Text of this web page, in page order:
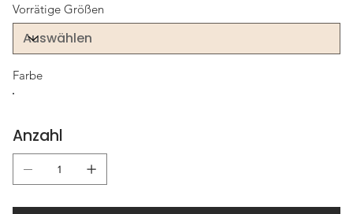
Vorrätige Größen
Farbe
Anzahl